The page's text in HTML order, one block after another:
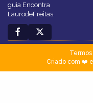
guia Encontra
LaurodeFreitas.
Termos|
Criado com ❤️ e